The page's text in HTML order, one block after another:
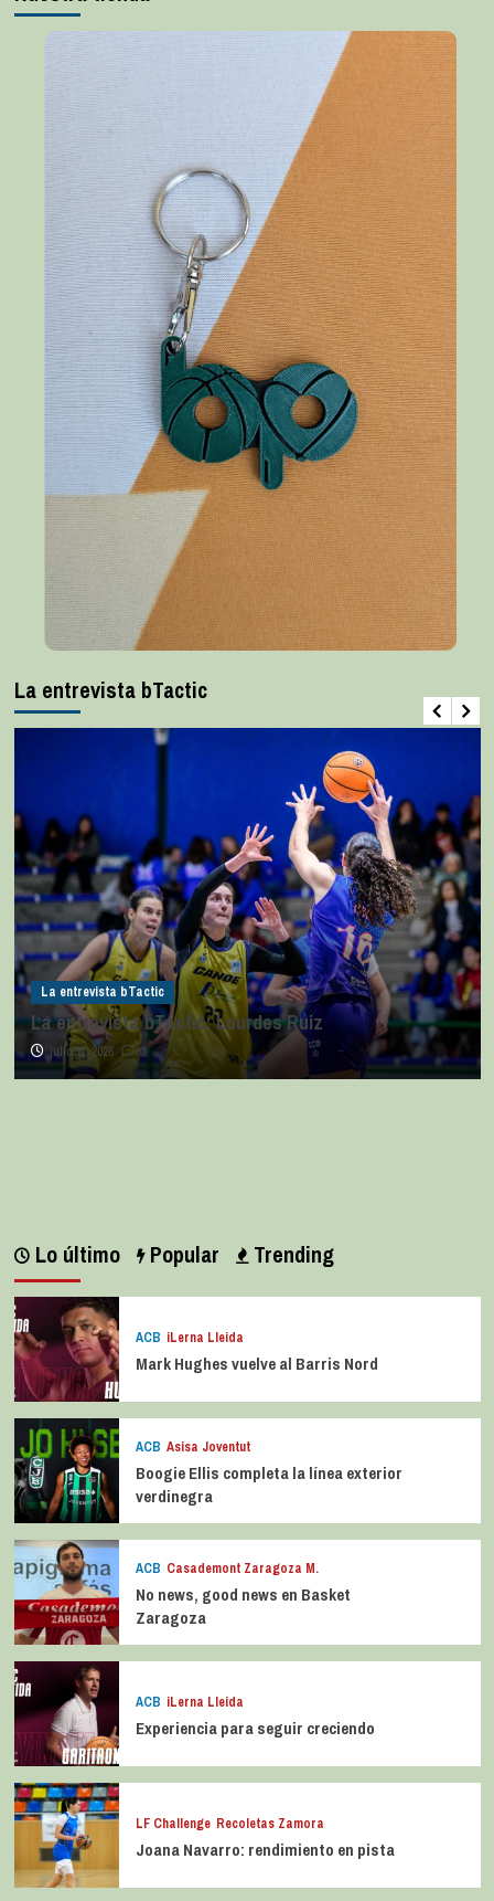
La entrevista bTactic
La entrevista bTactic
La entrevista bTactic: Lourdes Ruiz
julio 11, 2026 0
Lo último Popular Trending
ACB iLerna Lleida
Mark Hughes vuelve al Barris Nord
ACB Asisa Joventut
Boogie Ellis completa la línea exterior
verdinegra
ACB Casademont Zaragoza M.
No news, good news en Basket
Zaragoza
ACB iLerna Lleida
Experiencia para seguir creciendo
LF Challenge Recoletas Zamora
Joana Navarro: rendimiento en pista